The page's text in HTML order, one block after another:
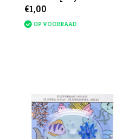
€1,00
OP VOORRAAD